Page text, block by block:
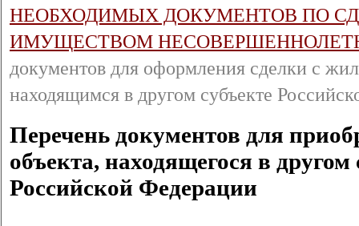
НЕОБХОДИМЫХ ДОКУМЕНТОВ ПО
ИМУЩЕСТВОМ
документов для оформления сделки с
находящимся в другом субъекте
Перечень документов для
объекта, находящегося в другом
Российской Федерации